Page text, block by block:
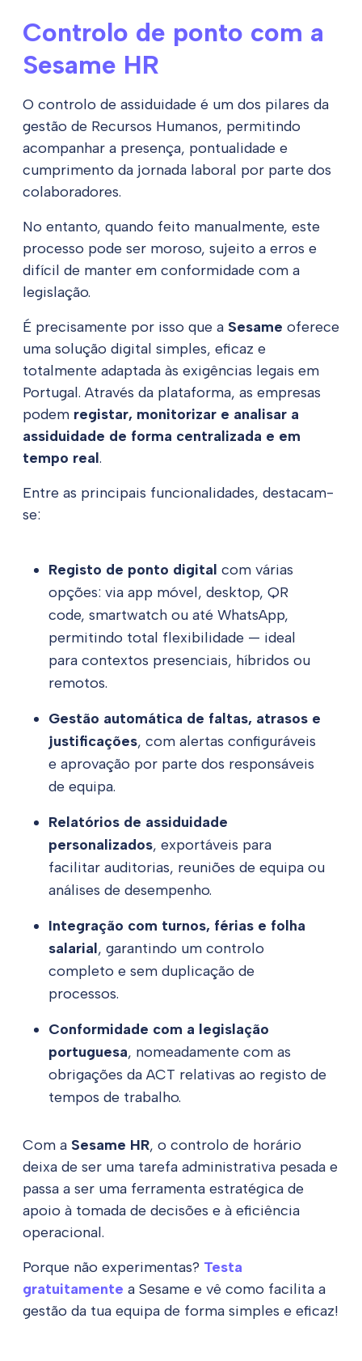
Controlo de ponto com a
Sesame HR
O controlo de assiduidade é um dos pilares da
gestão de Recursos Humanos, permitindo
acompanhar a presença, pontualidade e
cumprimento da jornada laboral por parte dos
colaboradores.
No entanto, quando feito manualmente, este
processo pode ser moroso, sujeito a erros e
difícil de manter em conformidade com a
legislação.
É precisamente por isso que a Sesame oferece
uma solução digital simples, eficaz e
totalmente adaptada às exigências legais em
Portugal. Através da plataforma, as empresas
podem registar, monitorizar e analisar a
assiduidade de forma centralizada e em
tempo real.
Entre as principais funcionalidades, destacam-
se:
Registo de ponto digital com várias
opções: via app móvel, desktop, QR
code, smartwatch ou até WhatsApp,
permitindo total flexibilidade — ideal
para contextos presenciais, híbridos ou
remotos.
Gestão automática de faltas, atrasos e
justificações, com alertas configuráveis
e aprovação por parte dos responsáveis
de equipa.
Relatórios de assiduidade
personalizados, exportáveis para
facilitar auditorias, reuniões de equipa ou
análises de desempenho.
Integração com turnos, férias e folha
salarial, garantindo um controlo
completo e sem duplicação de
processos.
Conformidade com a legislação
portuguesa, nomeadamente com as
obrigações da ACT relativas ao registo de
tempos de trabalho.
Com a Sesame HR, o controlo de horário
deixa de ser uma tarefa administrativa pesada e
passa a ser uma ferramenta estratégica de
apoio à tomada de decisões e à eficiência
operacional.
Porque não experimentas? Testa
gratuitamente a Sesame e vê como facilita a
gestão da tua equipa de forma simples e eficaz!